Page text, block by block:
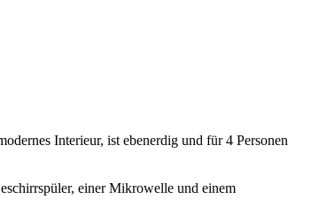
Interieur, ist ebenerdig und für 4 Personen
einer Mikrowelle und einem